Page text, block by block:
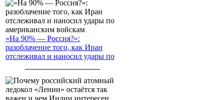
«На 90% — Россия?»:
разоблачение того, как Иран
отслеживал и наносил удары по
американским войскам